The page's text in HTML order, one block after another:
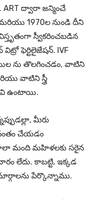
ART ద్వారా జన్మించే
మరియు 1970ల నుండి దీని
స్వీకరించబడిన
ఫెర్టిలైజేషన్. IVF
ను తొలగించడం, వాటిని
వాటిని స్త్రీ
ఉంటాయి.
మీరు
చేయడం
మంది మహిళలకు సరైన
లేదు. కాబట్టి, ఇక్కడ
పేర్కొన్నాము.